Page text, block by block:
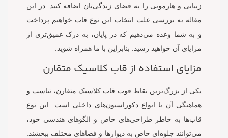
زیبایی و هارمونی را به فضای زندگی‌تان اضافه کنید. در این
مقاله به بررسی علت انتخاب این نوع قاب خواهیم پرداخت
و به شما وعده می‌دهیم که در پایان، به درک عمیق‌تری از
مزایای آن خواهید رسید. بنابراین با ما همراه شوید.
مزایای استفاده از قاب کلاسیک متقارن
یکی از بزرگ‌ترین نقاط قوت قاب کلاسیک متقارن، تناسب و
هماهنگی آن با انواع دکوراسیون‌های داخلی است. این نوع
قاب‌ها به خاطر طراحی‌های خاص و الگوهای هندسی خود،
می‌توانند جلوه‌ای خاص به دیوار‌ها و فضا‌های مختلف ببخشند.